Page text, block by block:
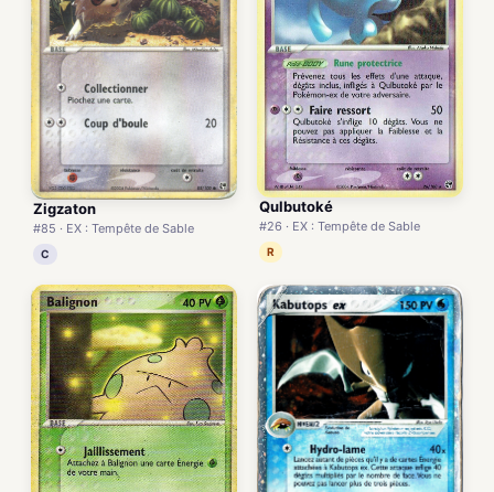
Zigzaton
#85 · EX : Tempête de Sable
C
Qulbutoké
#26 · EX : Tempête de Sable
R